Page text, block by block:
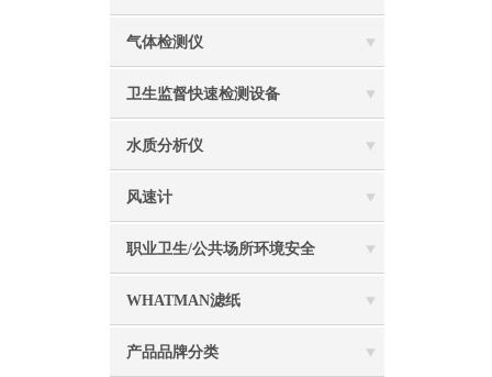
气体检测仪
卫生监督快速检测设备
水质分析仪
风速计
职业卫生/公共场所环境安全
WHATMAN滤纸
产品品牌分类